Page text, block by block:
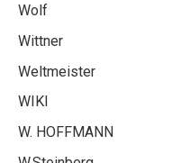
Wolf
Wittner
Weltmeister
WIKI
W. HOFFMANN